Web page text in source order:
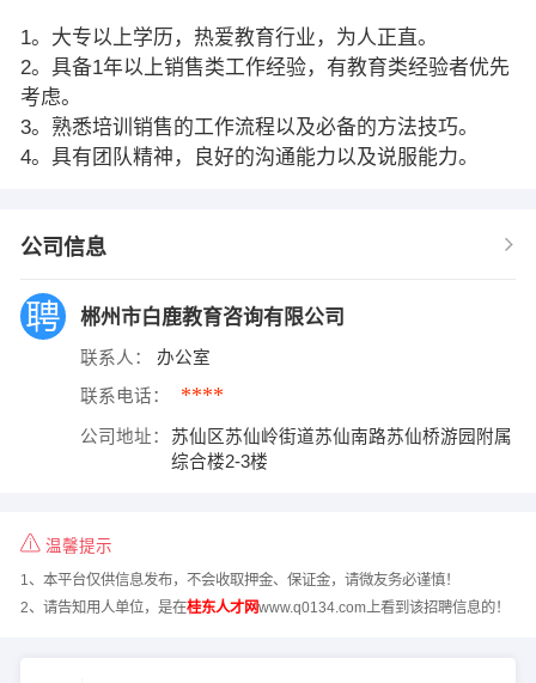
1。大专以上学历，热爱教育行业，为人正直。
2。具备1年以上销售类工作经验，有教育类经验者优先
考虑。
3。熟悉培训销售的工作流程以及必备的方法技巧。
4。具有团队精神，良好的沟通能力以及说服能力。
公司信息
郴州市白鹿教育咨询有限公司
联系人： 办公室
联系电话： ****
公司地址：
苏仙区苏仙岭街道苏仙南路苏仙桥游园附属
综合楼2-3楼
温馨提示
1、本平台仅供信息发布，不会收取押金、保证金，请微友务必谨慎！
2、请告知用人单位，是在桂东人才网www.q0134.com上看到该招聘信息的！